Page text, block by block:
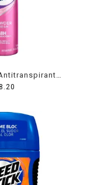
Powder
el mal olor
g